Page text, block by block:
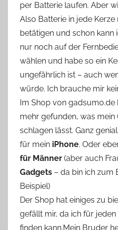
per Batterie laufen. Aber
Also Batterie in jede
betätigen und schon kann
nur noch auf der
wählen und habe so ein
ungefährlich ist – auch
würde. Ich brauche mir
Im Shop von
mehr gefunden, was
schlagen lässt. Ganz
für mein iPhone. Oder
für Männer (aber auch
Gadgets – da bin ich zum
Beispiel)
Der Shop hat einiges zu
gefällt mir, da ich für
finden kann.Mein Bruder